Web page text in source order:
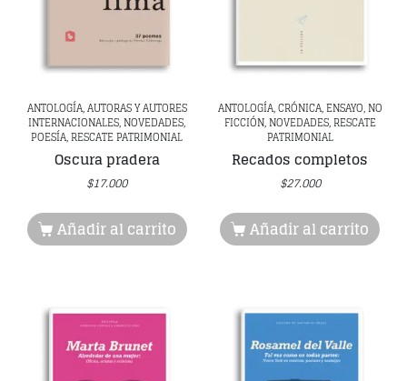
ANTOLOGÍA, AUTORAS Y AUTORES
INTERNACIONALES, NOVEDADES,
POESÍA, RESCATE PATRIMONIAL
Oscura pradera
$17.000
Añadir al carrito
ANTOLOGÍA, CRÓNICA, ENSAYO, NO
FICCIÓN, NOVEDADES, RESCATE
PATRIMONIAL
Recados completos
$27.000
Añadir al carrito